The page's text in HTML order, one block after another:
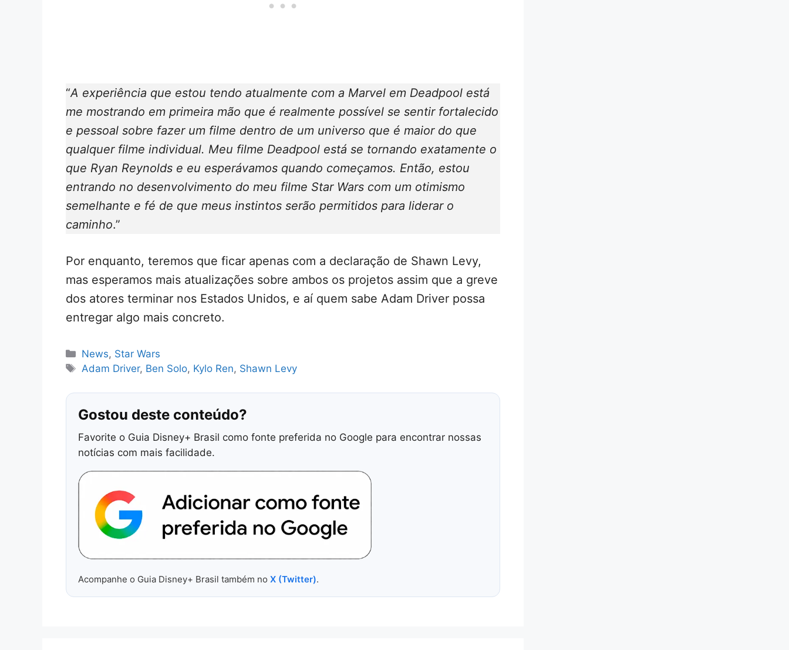
“A experiência que estou tendo atualmente com a Marvel em Deadpool está
me mostrando em primeira mão que é realmente possível se sentir fortalecido
e pessoal sobre fazer um filme dentro de um universo que é maior do que
qualquer filme individual. Meu filme Deadpool está se tornando exatamente o
que Ryan Reynolds e eu esperávamos quando começamos. Então, estou
entrando no desenvolvimento do meu filme Star Wars com um otimismo
semelhante e fé de que meus instintos serão permitidos para liderar o
caminho.”
Por enquanto, teremos que ficar apenas com a declaração de Shawn Levy,
mas esperamos mais atualizações sobre ambos os projetos assim que a greve
dos atores terminar nos Estados Unidos, e aí quem sabe Adam Driver possa
entregar algo mais concreto.
Categorias
News, Star Wars
Tags
Adam Driver, Ben Solo, Kylo Ren, Shawn Levy
Gostou deste conteúdo?
Favorite o Guia Disney+ Brasil como fonte preferida no Google para encontrar nossas
notícias com mais facilidade.
Acompanhe o Guia Disney+ Brasil também no X (Twitter).